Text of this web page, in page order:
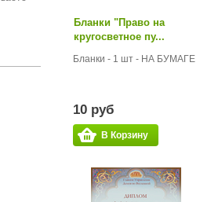
Бланки "Право на
кругосветное пу...
Бланки - 1 шт - НА БУМАГЕ
10 руб
В Корзину